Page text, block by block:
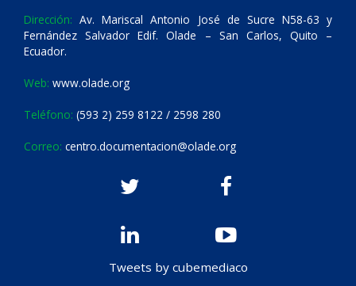
Dirección: Av. Mariscal Antonio José de Sucre N58-63 y
Fernández Salvador Edif. Olade – San Carlos, Quito –
Ecuador.
Web: www.olade.org
Teléfono: (593 2) 259 8122 / 2598 280
Correo: centro.documentacion@olade.org
Tweets by cubemediaco